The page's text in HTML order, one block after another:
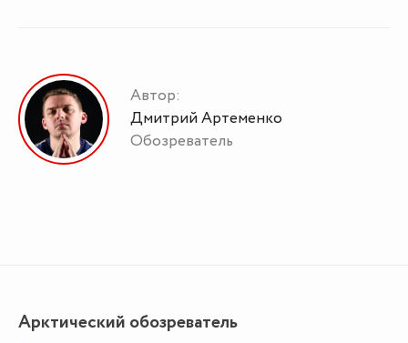
Автор:
Дмитрий Артеменко
Обозреватель
Арктический обозреватель